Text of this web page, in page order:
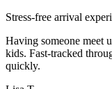
Stress-free arrival
Having someone meet
kids. Fast-tracked
quickly.